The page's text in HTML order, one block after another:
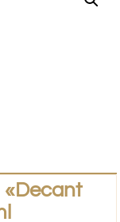
«Decant